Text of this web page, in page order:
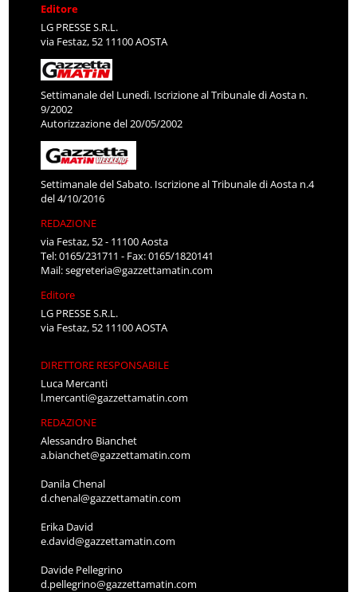
Editore
LG PRESSE S.R.L.
via Festaz, 52 11100 AOSTA
Settimanale del Lunedì. Iscrizione al Tribunale di Aosta n.
9/2002
Autorizzazione del 20/05/2002
Settimanale del Sabato. Iscrizione al Tribunale di Aosta n.4
del 4/10/2016
REDAZIONE
via Festaz, 52 - 11100 Aosta
Tel: 0165/231711 - Fax: 0165/1820141
Mail:segreteria@gazzettamatin.com
Editore
LG PRESSE S.R.L.
via Festaz, 52 11100 AOSTA
DIRETTORE RESPONSABILE
Luca Mercanti
l.mercanti@gazzettamatin.com
REDAZIONE
Alessandro Bianchet
a.bianchet@gazzettamatin.com
Danila Chenal
d.chenal@gazzettamatin.com
Erika David
e.david@gazzettamatin.com
Davide Pellegrino
d.pellegrino@gazzettamatin.com